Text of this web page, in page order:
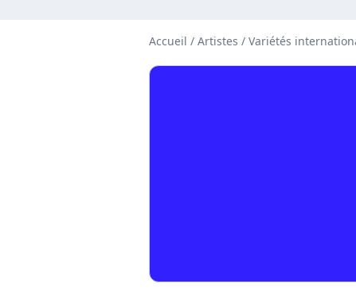
Accueil / Artistes / Variétés